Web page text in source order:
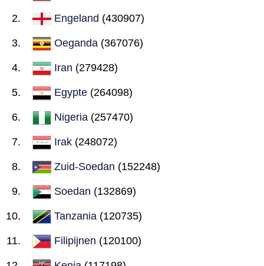
Engeland (430907)
Oeganda (367076)
Iran (279428)
Egypte (264098)
Nigeria (257470)
Irak (248072)
Zuid-Soedan (152248)
Soedan (132869)
Tanzania (120735)
Filipijnen (120100)